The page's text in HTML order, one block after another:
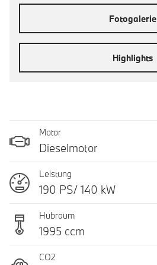
Fotogalerie
Highlights
Motor
Dieselmotor
Leistung
190 PS/ 140 kW
Hubraum
1995 ccm
CO2